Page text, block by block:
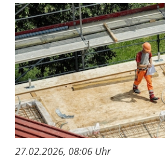
27.02.2026, 08:06 Uhr